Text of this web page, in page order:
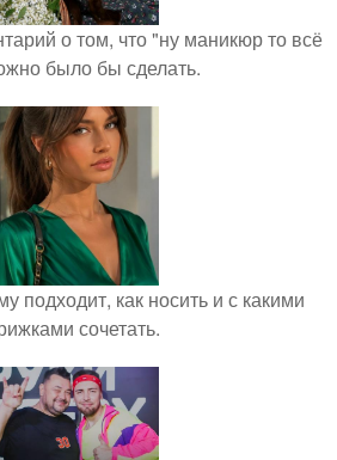
о том, что "ну маникюр то всё
было бы сделать.
подходит, как носить и с какими
сочетать.